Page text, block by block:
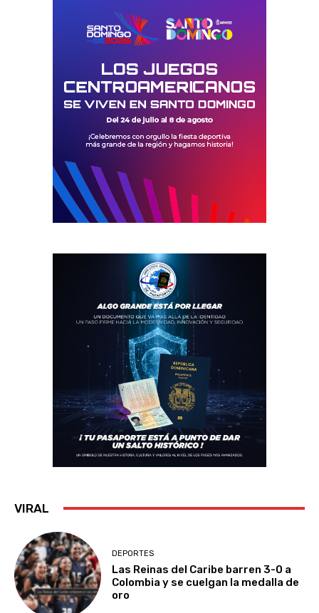
VIRAL
DEPORTES
Las Reinas del Caribe barren 3-0 a
Colombia y se cuelgan la medalla de
oro